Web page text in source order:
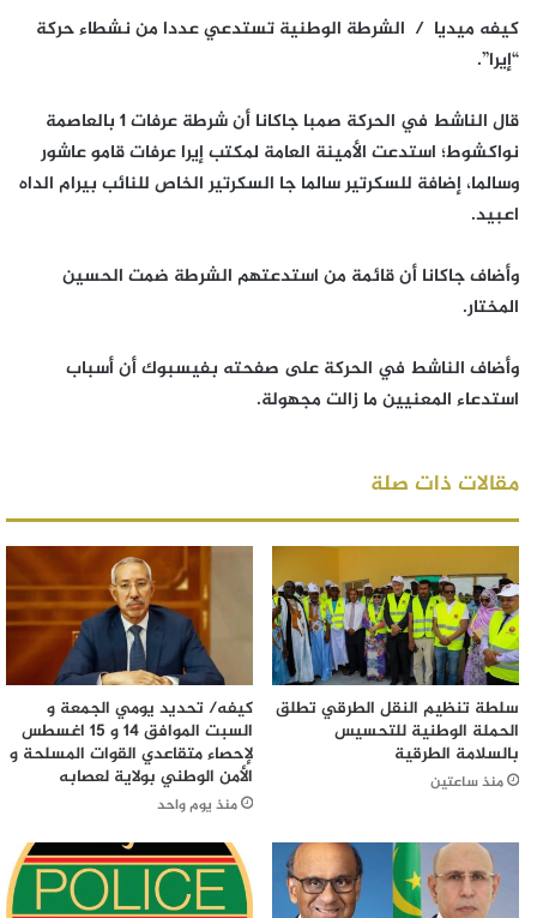
كيفه ميديا / الشرطة الوطنية تستدعي عددا من نشطاء حركة
“إيرا”.
قال الناشط في الحركة صمبا جاكانا أن شرطة عرفات 1 بالعاصمة
نواكشوط؛ استدعت الأمينة العامة لمكتب إيرا عرفات قامو عاشور
وسالما، إضافة للسكرتير سالما جا السكرتير الخاص للنائب بيرام الداه
اعبيد.
وأضاف جاكانا أن قائمة من استدعتهم الشرطة ضمت الحسين
المختار.
وأضاف الناشط في الحركة على صفحته بفيسبوك أن أسباب
استدعاء المعنيين ما زالت مجهولة.
مقالات ذات صلة
سلطة تنظيم النقل الطرقي تطلق
الحملة الوطنية للتحسيس
بالسلامة الطرقية
منذ ساعتين
كيفه/ تحديد يومي الجمعة و
السبت الموافق 14 و 15 اغسطس
لإحصاء متقاعدي القوات المسلحة و
الأمن الوطني بولاية لعصابه
منذ يوم واحد